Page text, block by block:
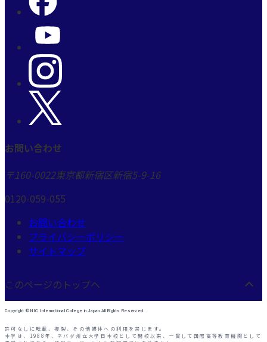
お問い合わせ
〒160-0022東京都新宿区新宿5-9-16
0120-059-055
お問い合わせ
プライバシーポリシー
サイトマップ
このページのトップヘ
Copyright © NIC International College in Japan All Rights Reserved.
許可なしに転載、複製、その他媒体への利用を禁じます。
本学は、1988年、ネバダ州立大学日本校として開校以来、一貫して国際高等教育機関として